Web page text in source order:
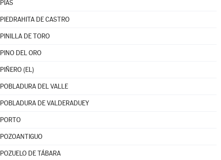
PÍAS
PIEDRAHITA DE CASTRO
PINILLA DE TORO
PINO DEL ORO
PIÑERO (EL)
POBLADURA DEL VALLE
POBLADURA DE VALDERADUEY
PORTO
POZOANTIGUO
POZUELO DE TÁBARA